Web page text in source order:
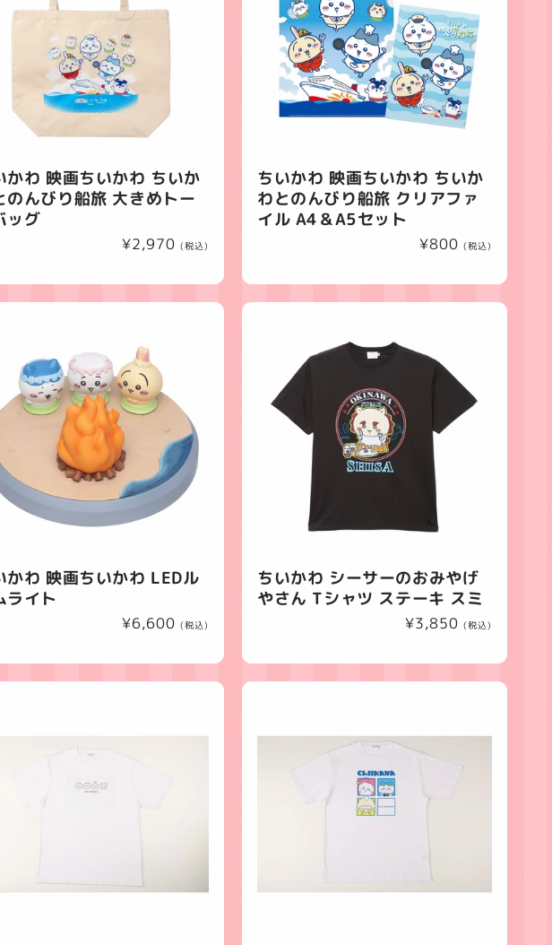
かわ 映画ちいかわ ちいか
のんびり船旅 大きめトー
ッグ
通
価
格
¥2,970 (税込)
ちいかわ 映画ちいかわ ちいか
わとのんびり船旅 クリアファ
イル A4＆A5セット
通
価
格
¥800 (税込)
かわ 映画ちいかわ LEDル
ライト
通
価
格
¥6,600 (税込)
ちいかわ シーサーのおみやげ
やさん Tシャツ ステーキ スミ
通
価
格
¥3,850 (税込)